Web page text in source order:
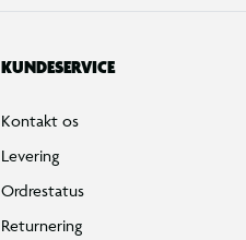
KUNDESERVICE
Kontakt os
Levering
Ordrestatus
Returnering